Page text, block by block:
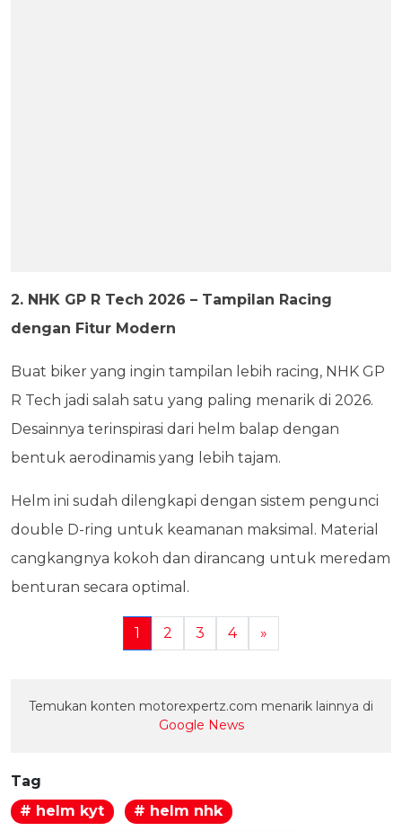
2. NHK GP R Tech 2026 – Tampilan Racing
dengan Fitur Modern
Buat biker yang ingin tampilan lebih racing, NHK GP
R Tech jadi salah satu yang paling menarik di 2026.
Desainnya terinspirasi dari helm balap dengan
bentuk aerodinamis yang lebih tajam.
Helm ini sudah dilengkapi dengan sistem pengunci
double D-ring untuk keamanan maksimal. Material
cangkangnya kokoh dan dirancang untuk meredam
benturan secara optimal.
1 2 3 4 »
Temukan konten motorexpertz.com menarik lainnya di
Google News
Tag
# helm kyt
# helm nhk